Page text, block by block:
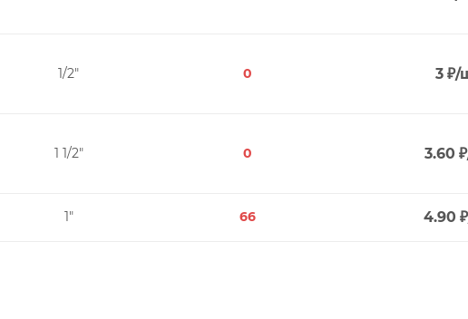
1/2" 0 3 ₽/
1 1/2" 0 3.60 ₽
1" 66 4.90 ₽